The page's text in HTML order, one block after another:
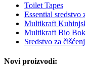
Toilet Tapes
Essential sredstvo
Multikraft
Multikraft Bio
Sredstvo za
Novi proizvodi: